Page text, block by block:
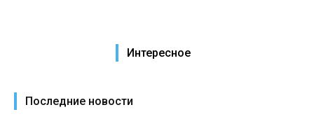
Интересное
Последние новости